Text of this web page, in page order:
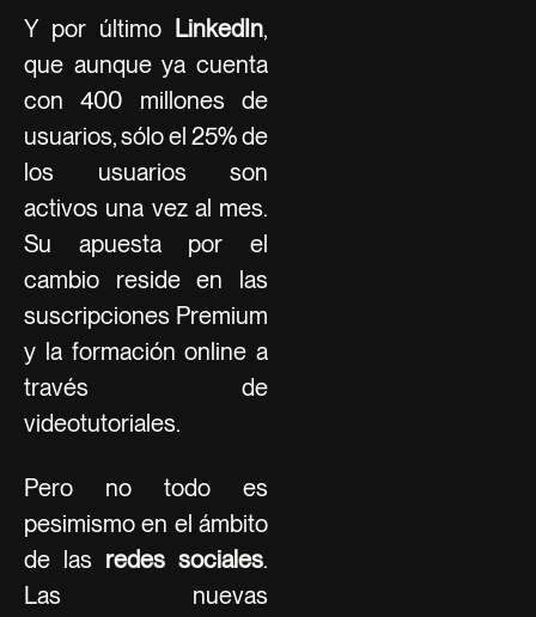
Y por último LinkedIn,
que aunque ya cuenta
con 400 millones de
usuarios, sólo el 25% de
los usuarios son
activos una vez al mes.
Su apuesta por el
cambio reside en las
suscripciones Premium
y la formación online a
través de
videotutoriales.
Pero no todo es
pesimismo en el ámbito
de las redes sociales.
Las nuevas